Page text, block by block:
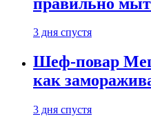
3 дня спустя
Шеф-повар
как
3 дня спустя